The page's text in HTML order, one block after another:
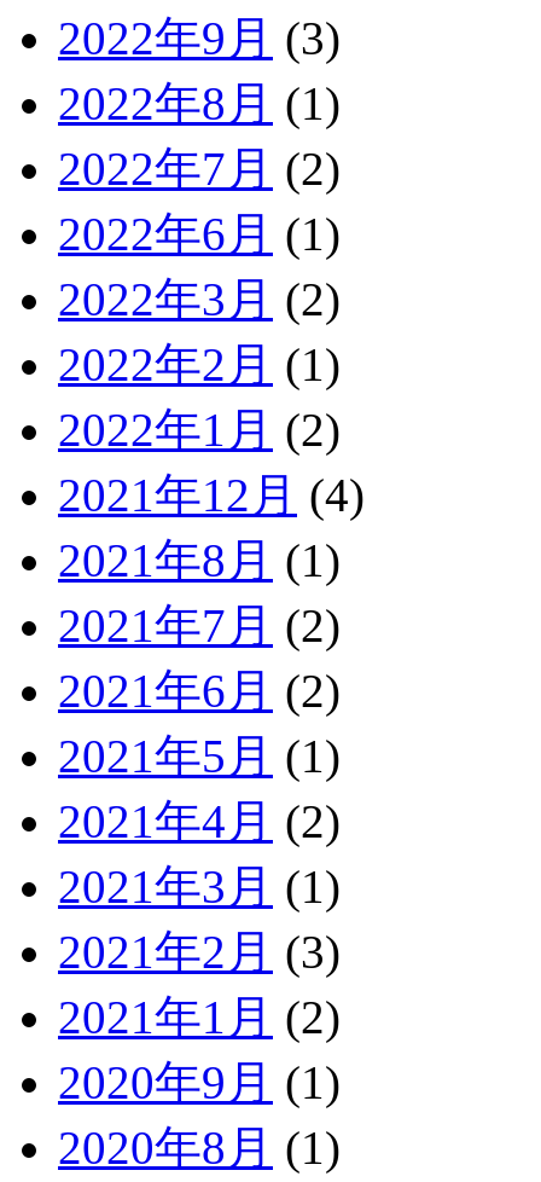
2022年9月 (3)
2022年8月 (1)
2022年7月 (2)
2022年6月 (1)
2022年3月 (2)
2022年2月 (1)
2022年1月 (2)
2021年12月 (4)
2021年8月 (1)
2021年7月 (2)
2021年6月 (2)
2021年5月 (1)
2021年4月 (2)
2021年3月 (1)
2021年2月 (3)
2021年1月 (2)
2020年9月 (1)
2020年8月 (1)